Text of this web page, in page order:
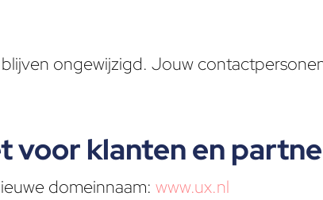
ongewijzigd. Jouw
voor klanten en
domeinnaam: www.ux.nl